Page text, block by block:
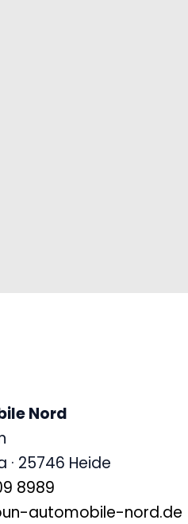
Nord
25746 Heide
8989
automobile-nord.de